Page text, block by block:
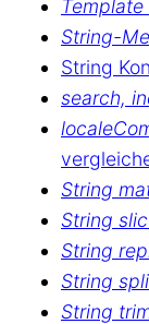
String-
String
search,
String
String
String
String
String